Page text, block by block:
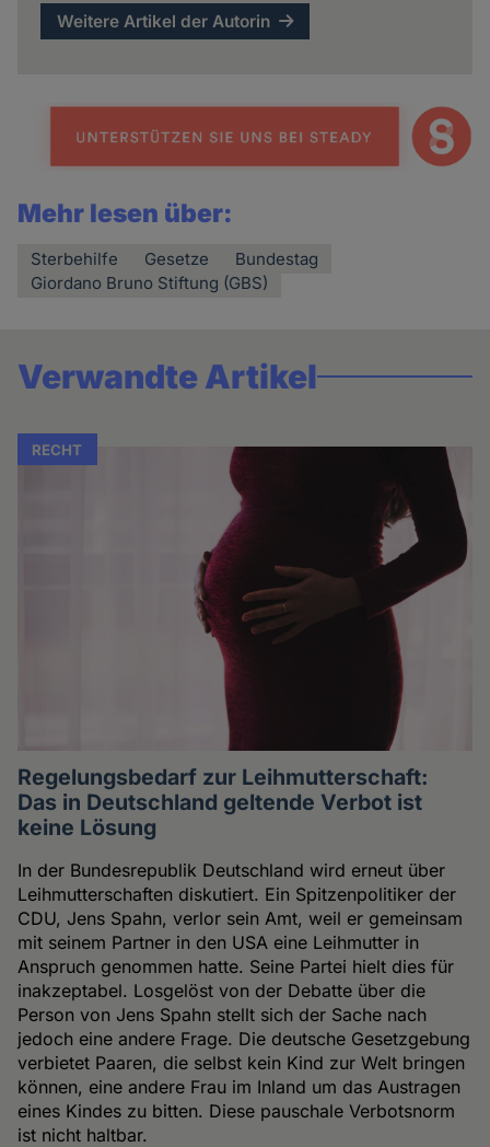
Weitere Artikel der Autorin
Mehr lesen über:
Sterbehilfe Gesetze
Bundestag
Giordano Bruno Stiftung (GBS)
Verwandte Artikel
RECHT
Regelungsbedarf zur Leihmutterschaft:
Das in Deutschland geltende Verbot ist
keine Lösung
In der Bundesrepublik Deutschland wird erneut über
Leihmutterschaften diskutiert. Ein Spitzenpolitiker der
CDU, Jens Spahn, verlor sein Amt, weil er gemeinsam
mit seinem Partner in den USA eine Leihmutter in
Anspruch genommen hatte. Seine Partei hielt dies für
inakzeptabel. Losgelöst von der Debatte über die
Person von Jens Spahn stellt sich der Sache nach
jedoch eine andere Frage. Die deutsche Gesetzgebung
verbietet Paaren, die selbst kein Kind zur Welt bringen
können, eine andere Frau im Inland um das Austragen
eines Kindes zu bitten. Diese pauschale Verbotsnorm
ist nicht haltbar.